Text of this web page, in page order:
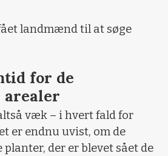
landmænd til at søge
for de
arealer
væk – i hvert fald for
er endnu uvist, om de
der er blevet sået de